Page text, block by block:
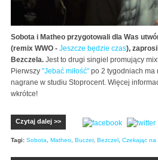
Sobota i Matheo przygotowali dla Was
(remix WWO - Jeszcze będzie czas),
Bezczela. Jest to drugi singiel promujący
Pierwszy "Jebać miłość" po 2 tygodniach ma
nagrane w studiu Stoprocent. Więcej
wkrótce!
Czytaj dalej >>
Tagi: Sobota Matheo Buczer, Bezczel Czekając na